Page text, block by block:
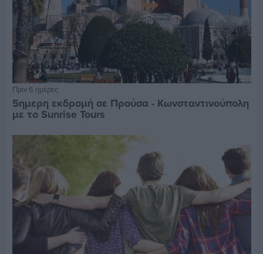
Πριν 6 ημέρες
5ημερη εκδρομή σε Προύσα - Κωνσταντινούπολη
με το Sunrise Tours